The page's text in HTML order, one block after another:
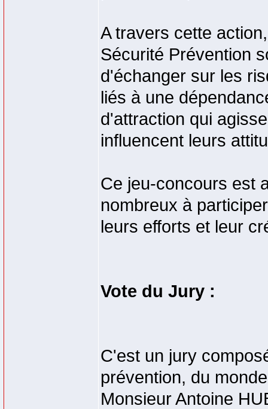
A travers cette
Sécurité Prévention
d'échanger sur les
liés à une
d'attraction qui
influencent leurs
Ce jeu-concours est
nombreux à
leurs efforts et leur
Vote du Jury :
C'est un jury
prévention, du
Monsieur Antoine